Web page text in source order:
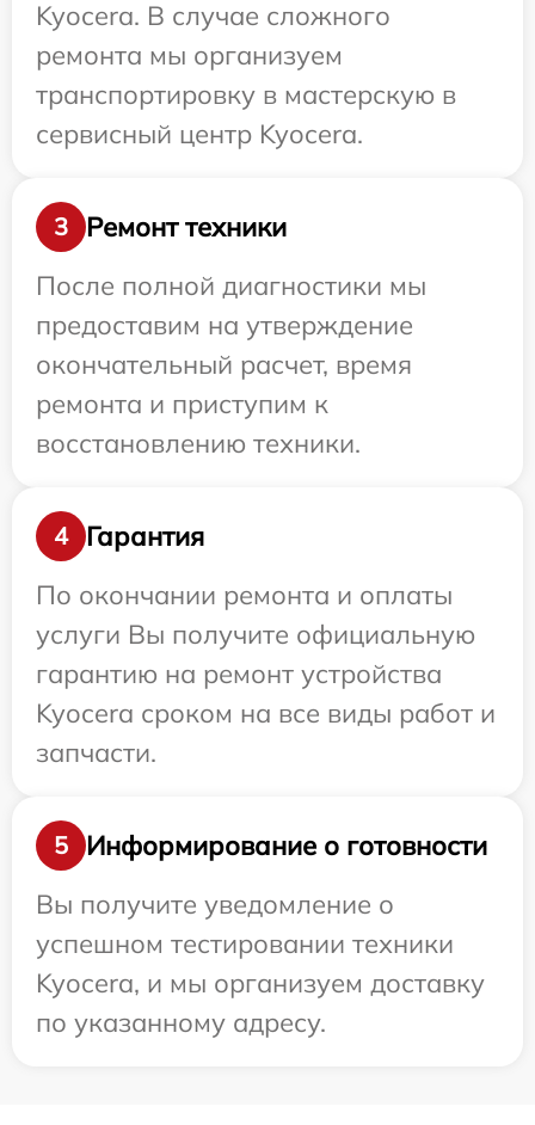
Kyocera. В случае сложного
ремонта мы организуем
транспортировку в мастерскую в
сервисный центр Kyocera.
3
Ремонт техники
После полной диагностики мы
предоставим на утверждение
окончательный расчет, время
ремонта и приступим к
восстановлению техники.
4
Гарантия
По окончании ремонта и оплаты
услуги Вы получите официальную
гарантию на ремонт устройства
Kyocera сроком на все виды работ и
запчасти.
5
Информирование о готовности
Вы получите уведомление о
успешном тестировании техники
Kyocera, и мы организуем доставку
по указанному адресу.